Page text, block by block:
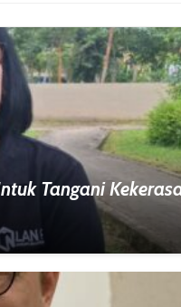
Tangani